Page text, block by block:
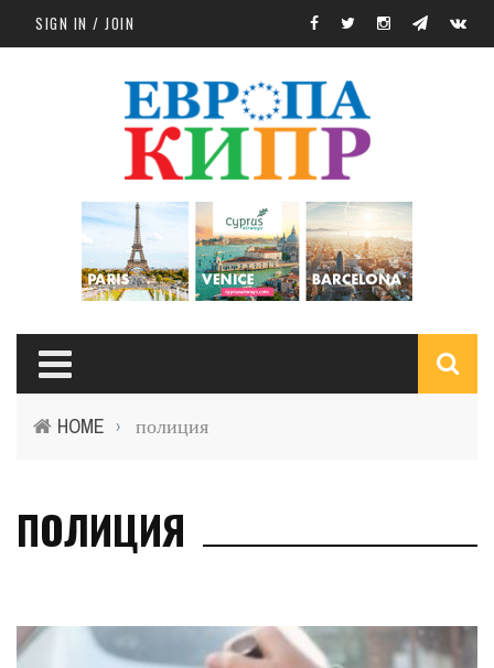
Skip to main content
SIGN IN / JOIN
HOME › полиция
ПОЛИЦИЯ